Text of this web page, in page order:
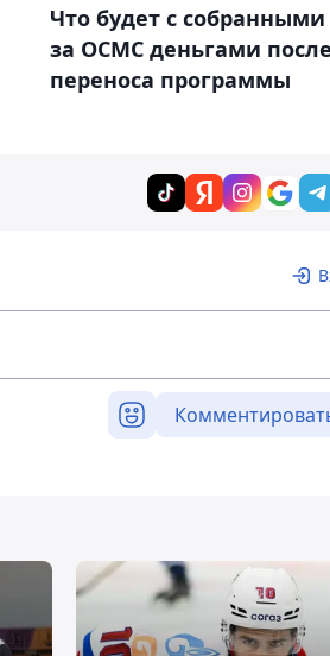
Что будет с собранными
за ОСМС деньгами
переноса программы